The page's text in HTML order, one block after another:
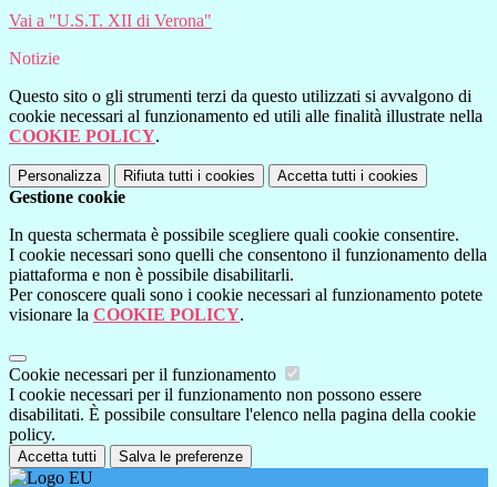
Vai a "U.S.T. XII di Verona"
Notizie
Questo sito o gli strumenti terzi da questo utilizzati si avvalgono di
cookie necessari al funzionamento ed utili alle finalità illustrate nella
COOKIE POLICY.
Personalizza Rifiuta tutti i cookies Accetta tutti i cookies
Gestione cookie
In questa schermata è possibile scegliere quali cookie consentire.
I cookie necessari sono quelli che consentono il funzionamento della
piattaforma e non è possibile disabilitarli.
Per conoscere quali sono i cookie necessari al funzionamento potete
visionare la COOKIE POLICY.
Cookie necessari per il funzionamento
I cookie necessari per il funzionamento non possono essere
disabilitati. È possibile consultare l'elenco nella pagina della cookie
policy.
Accetta tutti Salva le preferenze